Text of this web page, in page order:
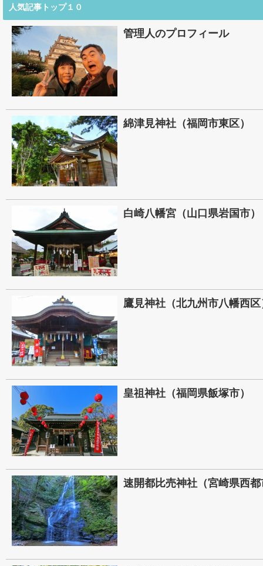
人気記事トップ１０
管理人のプロフィール
綿津見神社（福岡市東区）
白崎八幡宮（山口県岩国市）
鷹見神社（北九州市八幡西区
皇祖神社（福岡県飯塚市）
速開都比売神社（宮崎県西